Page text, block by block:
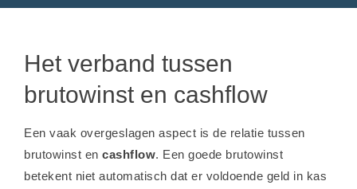
Het verband tussen
brutowinst en cashflow
Een vaak overgeslagen aspect is de relatie tussen
brutowinst en cashflow. Een goede brutowinst
betekent niet automatisch dat er voldoende geld in kas